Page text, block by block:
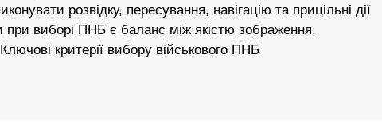
розвідку, пересування, навігацію та прицільні дії
виборі ПНБ є баланс між якістю зображення,
критерії вибору військового ПНБ